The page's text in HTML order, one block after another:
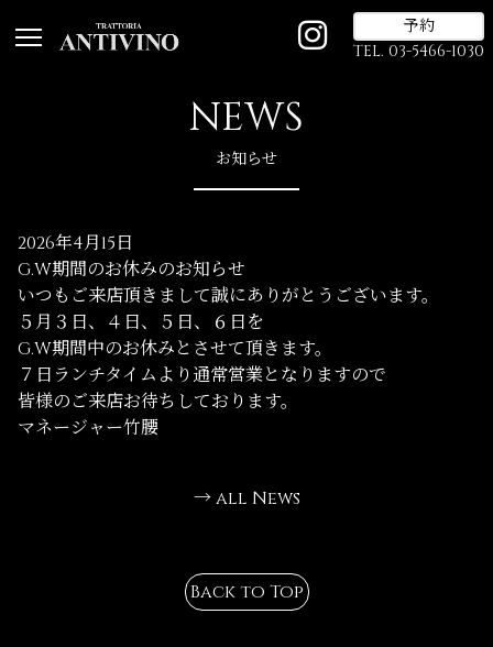
予約
TEL. 03-5466-1030
NEWS
お知らせ
2026年4月15日
G.W期間のお休みのお知らせ
いつもご来店頂きまして誠にありがとうございます。
５月３日、４日、５日、６日を
G.W期間中のお休みとさせて頂きます。
７日ランチタイムより通常営業となりますので
皆様のご来店お待ちしております。
マネージャー竹腰
→ all News
Back to Top